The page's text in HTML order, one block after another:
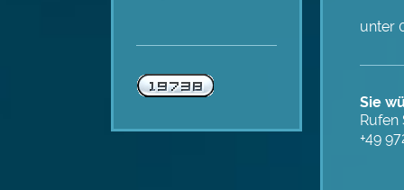
unter
Sie
Rufen
+49